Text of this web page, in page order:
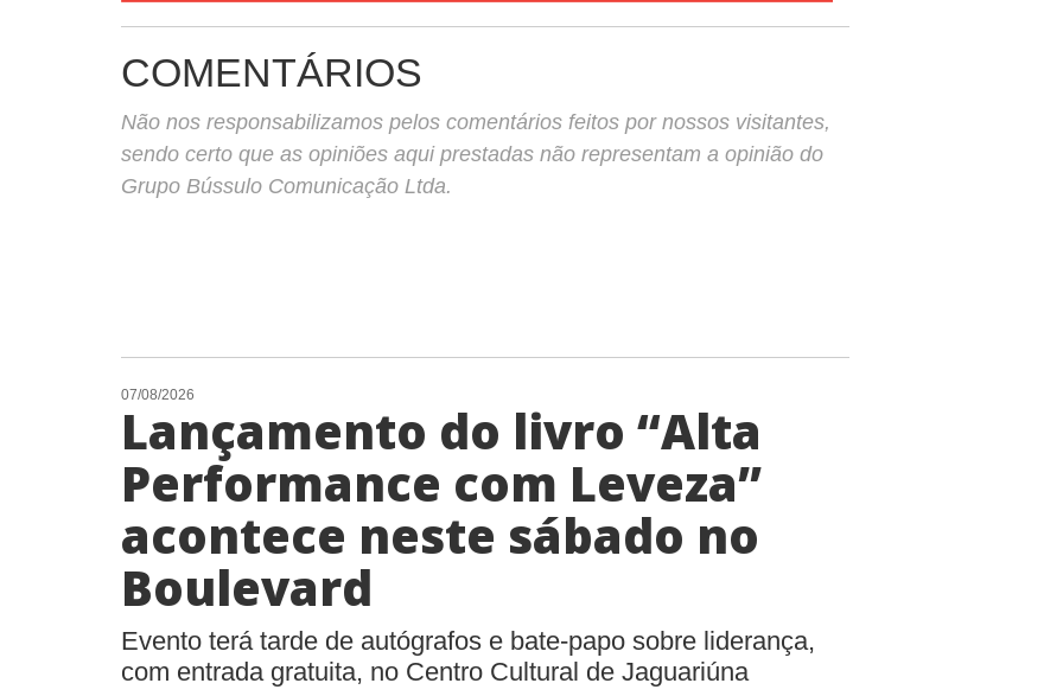
COMENTÁRIOS
Não nos responsabilizamos pelos comentários feitos por nossos visitantes,
sendo certo que as opiniões aqui prestadas não representam a opinião do
Grupo Bússulo Comunicação Ltda.
07/08/2026
Lançamento do livro “Alta
Performance com Leveza”
acontece neste sábado no
Boulevard
Evento terá tarde de autógrafos e bate-papo sobre liderança,
com entrada gratuita, no Centro Cultural de Jaguariúna